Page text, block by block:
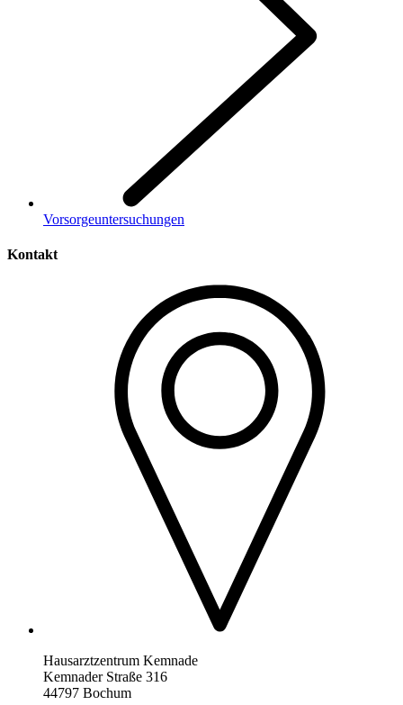
Vorsorgeuntersuchungen
Kontakt
Hausarztzentrum Kemnade
Kemnader Straße 316
44797 Bochum